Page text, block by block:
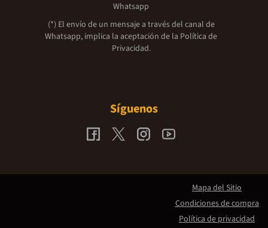
Whatsapp
(*) El envío de un mensaje a través del canal de
Whatsapp, implica la aceptación de la Política de
Privacidad.
Síguenos
Mapa del Sitio
Condiciones de compra
Política de privacidad